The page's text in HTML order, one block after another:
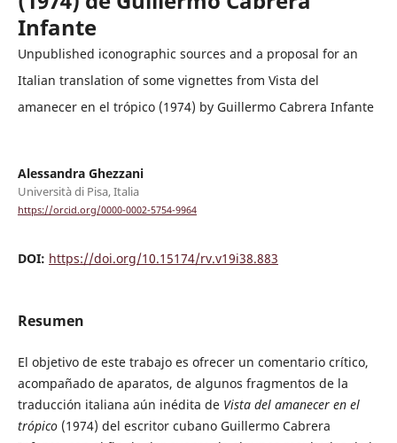
Infante
Unpublished iconographic sources and a proposal for an
Italian translation of some vignettes from Vista del
amanecer en el trópico (1974) by Guillermo Cabrera Infante
Alessandra Ghezzani
Università di Pisa, Italia
https://orcid.org/0000-0002-5754-9964
DOI: https://doi.org/10.15174/rv.v19i38.883
Resumen
El objetivo de este trabajo es ofrecer un comentario crítico,
acompañado de aparatos, de algunos fragmentos de la
traducción italiana aún inédita de Vista del amanecer en el
trópico(1974) del escritor cubano Guillermo Cabrera